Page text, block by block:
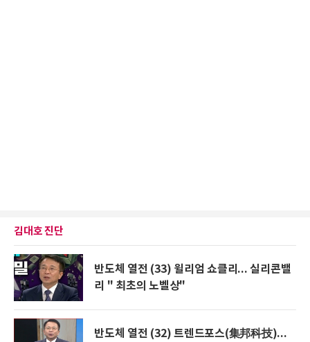
김대호 진단
반도체 열전 (33) 윌리엄 쇼클리... 실리콘밸
리 " 최초의 노벨상"
반도체 열전 (32) 트렌드포스(集邦科技)...